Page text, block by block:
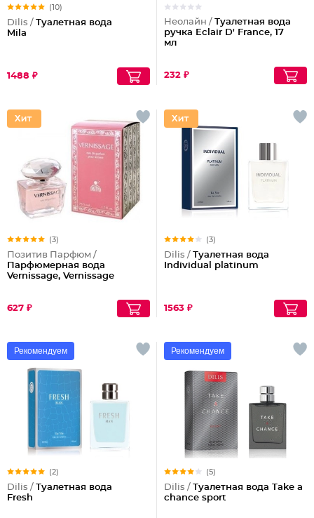
(10)
Dilis / Туалетная вода
Mila
1488 ₽
Неолайн / Туалетная вода
ручка Eclair D' France, 17
мл
232 ₽
(3)
Позитив Парфюм /
Парфюмерная вода
Vernissage, Vernissage
627 ₽
(3)
Dilis / Туалетная вода
Individual platinum
1563 ₽
Рекомендуем
(2)
Dilis / Туалетная вода
Fresh
Рекомендуем
(5)
Dilis / Туалетная вода Take a
chance sport